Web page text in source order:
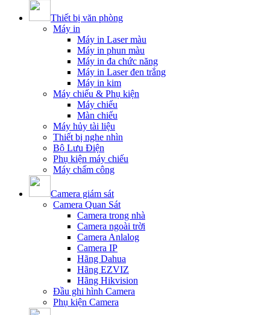
Thiết bị văn phòng
Máy in
Máy in Laser màu
Máy in phun màu
Máy in đa chức năng
Máy in Laser đen trắng
Máy in kim
Máy chiếu & Phụ kiện
Máy chiếu
Màn chiếu
Máy hủy tài liệu
Thiết bị nghe nhìn
Bộ Lưu Điện
Phụ kiện máy chiếu
Máy chấm công
Camera giám sát
Camera Quan Sát
Camera trong nhà
Camera ngoài trời
Camera Anlalog
Camera IP
Hãng Dahua
Hãng EZVIZ
Hãng Hikvision
Đầu ghi hình Camera
Phụ kiện Camera